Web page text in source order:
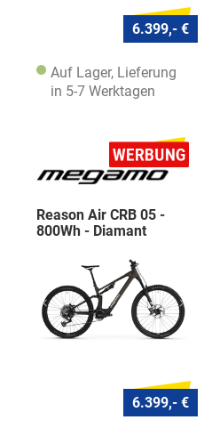
6.399,- €
Auf Lager, Lieferung
in 5-7 Werktagen
Reason Air CRB 05 -
800Wh - Diamant
6.399,- €